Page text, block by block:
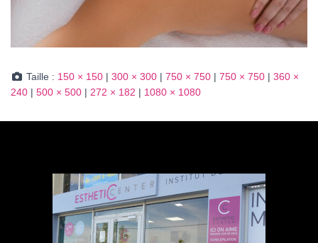
Taille : 150 × 150 | 300 × 300 | 750 × 750 | 750 × 750 | 360 ×
240 | 500 × 500 | 272 × 182 | 1080 × 1080